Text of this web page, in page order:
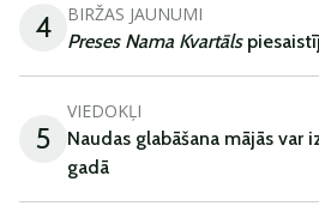
4 BIRŽAS JAUNUMI
Preses Nama Kvartāls
5
VIEDOKĻI
Naudas glabāšana mājās var
gadā